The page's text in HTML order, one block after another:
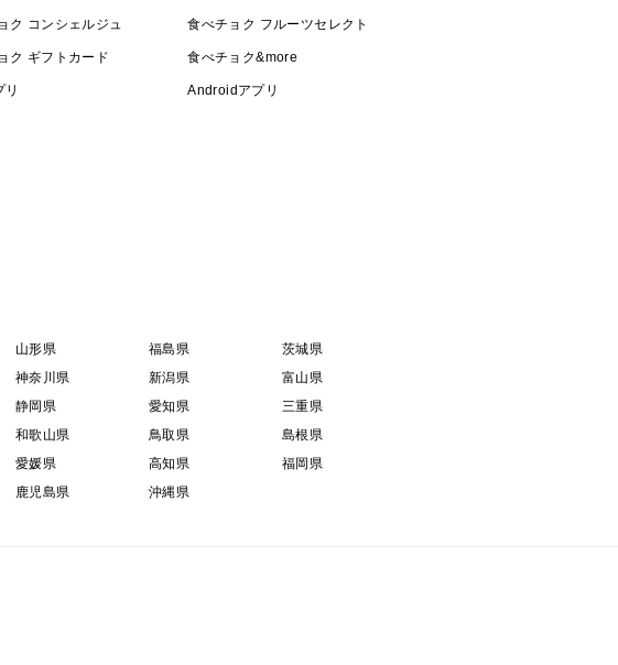
ク コンシェルジュ 食べチョク フルーツセレクト
ク ギフトカード 食べチョク&more
リ Androidアプリ
山形県 福島県
茨城県
神奈川県 新潟県
富山県
静岡県 愛知県
三重県
和歌山県 鳥取県
島根県
愛媛県 高知県
福岡県
鹿児島県 沖縄県